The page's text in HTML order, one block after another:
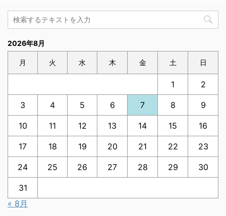
2026年8月
月 火 水 木 金 土 日
1 2
3 4 5 6 7 8 9
10 11 12 13 14 15 16
17 18 19 20 21 22 23
24 25 26 27 28 29 30
31
« 8月